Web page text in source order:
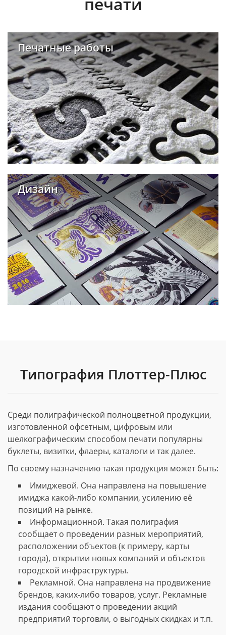
Печатные работы
Дизайн
Типография Плоттер-Плюс
Среди полиграфической полноцветной продукции,
изготовленной офсетным, цифровым или
шелкографическим способом печати популярны
буклеты, визитки, флаеры, каталоги и так далее.
По своему назначению такая продукция может быть:
Имиджевой. Она направлена на повышение
имиджа какой-либо компании, усилению её
позиций на рынке.
Информационной. Такая полиграфия
сообщает о проведении разных мероприятий,
расположении объектов (к примеру, карты
города), открытии новых компаний и объектов
городской инфраструктуры.
Рекламной. Она направлена на продвижение
брендов, каких-либо товаров, услуг. Рекламные
издания сообщают о проведении акций
предприятий торговли, о выгодных скидках и т.п.